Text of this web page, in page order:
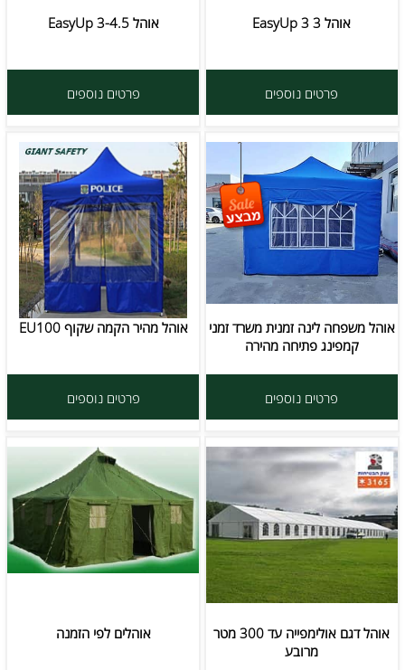
אוהל EasyUp 3 3
פרטים נוספים
אוהל EasyUp 3-4.5
פרטים נוספים
אוהל משפחה לינה זמנית משרד זמני
קמפינג פתיחה מהירה
פרטים נוספים
אוהל מהיר הקמה שקוף EU100
פרטים נוספים
אוהל דגם אולימפייה עד 300 מטר
מרובע
אוהלים לפי הזמנה